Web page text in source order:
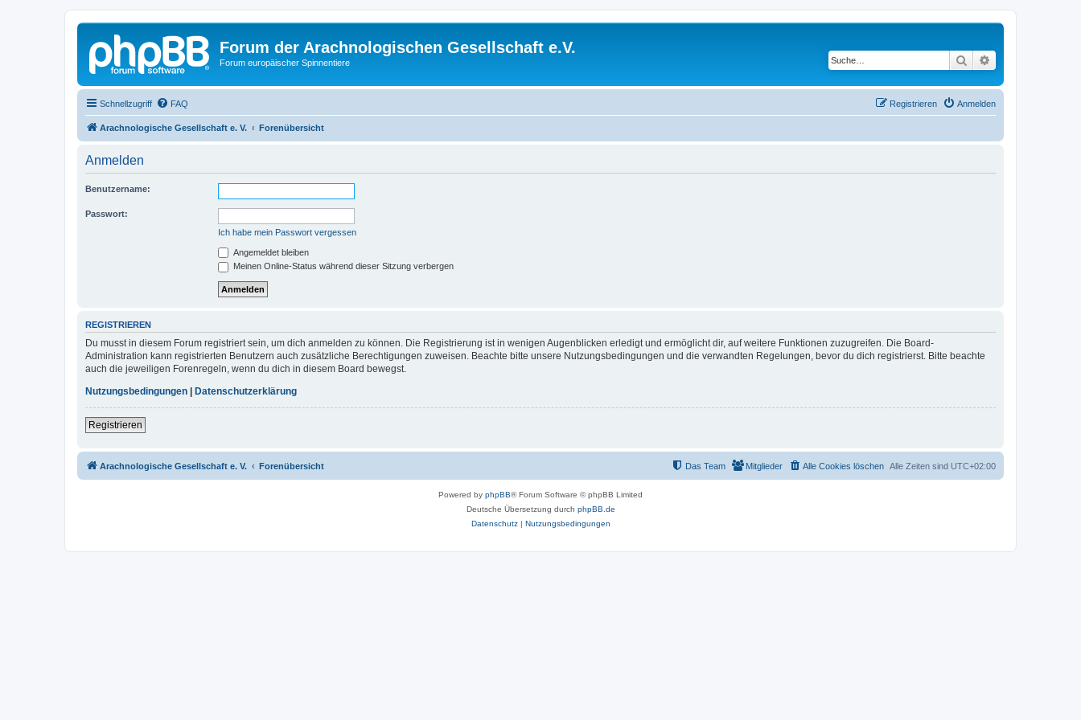
Forum der Arachnologischen Gesellschaft e.V.
Forum europäischer Spinnentiere Suche
Schnellzugriff FAQ Anmelden
Registrieren
Arachnologische Gesellschaft e. V. Forenübersicht
Anmelden
Benutzername:
Passwort:
Ich habe mein Passwort vergessen
Angemeldet bleiben
Meinen Online-Status während dieser Sitzung verbergen
REGISTRIEREN
Du musst in diesem Forum registriert sein, um dich anmelden zu können. Die Registrierung ist in wenigen Augenblicken erledigt und ermöglicht dir, auf weitere Funktionen zuzugreifen. Die Board-
Administration kann registrierten Benutzern auch zusätzliche Berechtigungen zuweisen. Beachte bitte unsere Nutzungsbedingungen und die verwandten Regelungen, bevor du dich registrierst. Bitte beachte
auch die jeweiligen Forenregeln, wenn du dich in diesem Board bewegst.
Nutzungsbedingungen
Datenschutzerklärung
Registrieren
Arachnologische Gesellschaft e. V. Forenübersicht Alle Zeiten sind UTC+02:00
Alle Cookies löschen
Mitglieder
Das Team
Powered by phpBB® Forum Software © phpBB Limited
Deutsche Übersetzung durch phpBB.de
Datenschutz| Nutzungsbedingungen